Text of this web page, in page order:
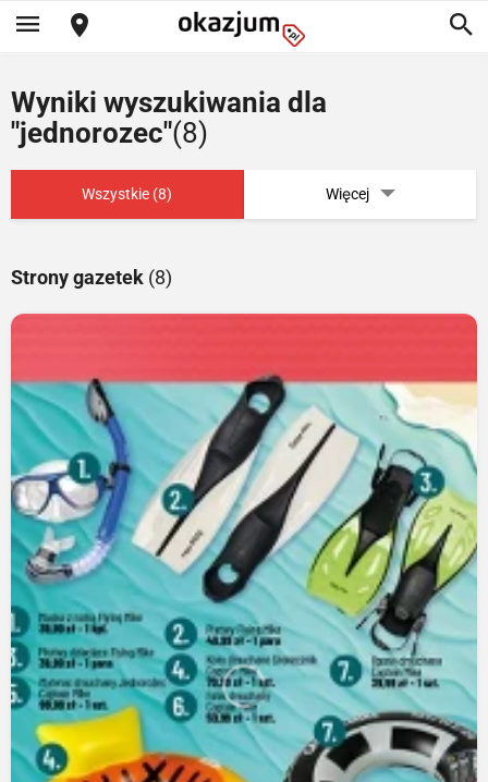
Wyniki wyszukiwania dla
"jednorozec"(8)
Wszystkie (8) Więcej
Strony gazetek (8)